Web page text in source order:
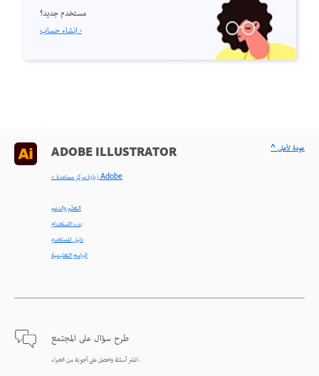
مستخدم جديد؟
إنشاء حساب ›
ADOBE ILLUSTRATOR
< زيارة مركز مساعدة Adobe
التعلّم والدعم
بدء الاستخدام
دليل المستخدم
البرامج التعليمية
طرح سؤال على المجتمع
انشر أسئلة واحصل على أجوبة من الخبراء.
^ عودة لأعلى